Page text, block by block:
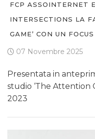
FCP ASSOINTERNET
INTERSECTIONS LA
GAME’ CON UN
07 Novembre 2025
Presentata in
studio ‘The Attention
2023